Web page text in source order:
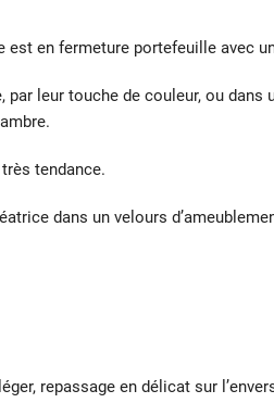
est en fermeture portefeuille avec
leur touche de couleur, ou dans
tendance.
dans un velours
repassage en délicat sur